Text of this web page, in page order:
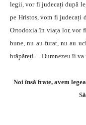
legii, vor fi judecați după
pe Hristos, vom fi judecați
Ortodoxia în viața lor, vor
bune, nu au furat, nu au
hrăpăreți… Dumnezeu îi va
Noi însă frate, avem